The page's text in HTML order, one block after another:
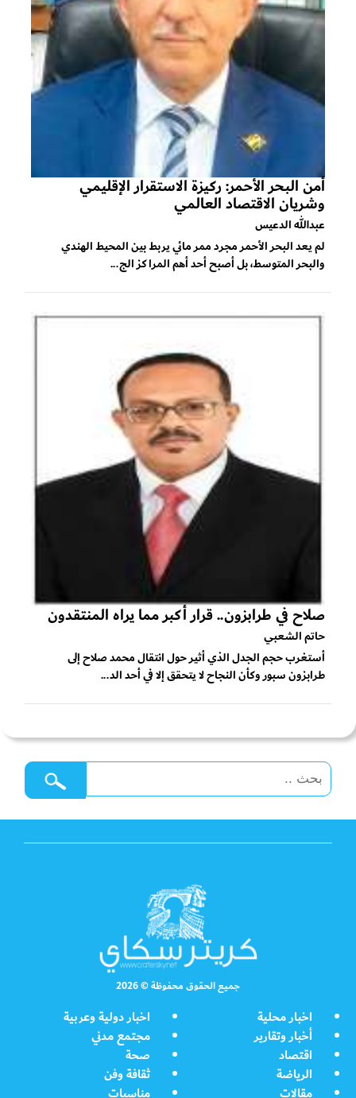
أمن البحر الأحمر: ركيزة الاستقرار الإقليمي
وشريان الاقتصاد العالمي
عبدالله الدعيس
لم يعد البحر الأحمر مجرد ممر مائي يربط بين المحيط الهندي
والبحر المتوسط، بل أصبح أحد أهم المراكز الج...
صلاح في طرابزون.. قرار أكبر مما يراه المنتقدون
حاتم الشعبي
أستغرب حجم الجدل الذي أثير حول انتقال محمد صلاح إلى
طرابزون سبور وكأن النجاح لا يتحقق إلا في أحد الد...
جميع الحقوق محفوظة © 2026
اخبار محلية
اخبار دولية وعربية
أخبار وتقارير
مجتمع مدني
اقتصاد
صحة
الرياضة
ثقافة وفن
مقالات
مناسبات